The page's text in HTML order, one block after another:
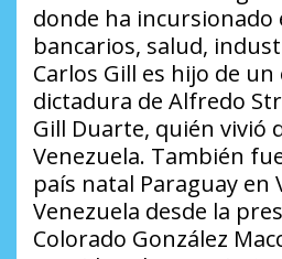
donde ha
bancarios, salud,
Carlos Gill es hijo de un
dictadura de Alfredo
Gill Duarte, quién vivió
Venezuela. También
país natal Paraguay en
Venezuela desde la
Colorado González